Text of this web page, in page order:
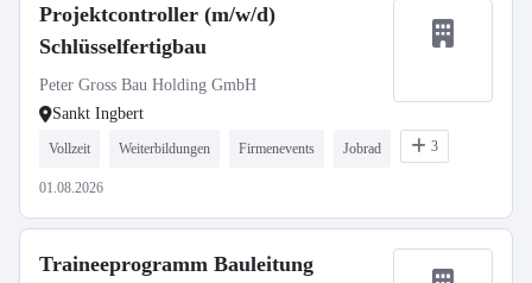
Projektcontroller (m/w/d)
Schlüsselfertigbau
Peter Gross Bau Holding GmbH
Sankt Ingbert
Vollzeit Weiterbildungen Firmenevents Jobrad 3
01.08.2026
Traineeprogramm Bauleitung